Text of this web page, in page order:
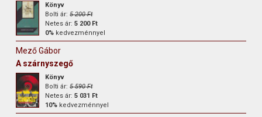
Könyv
Bolti ár:5 200 Ft
Netes ár:5 200 Ft
0% kedvezménnyel
Mező Gábor
A szárnyszegő
Könyv
Bolti ár:5 590 Ft
Netes ár:5 031 Ft
10% kedvezménnyel